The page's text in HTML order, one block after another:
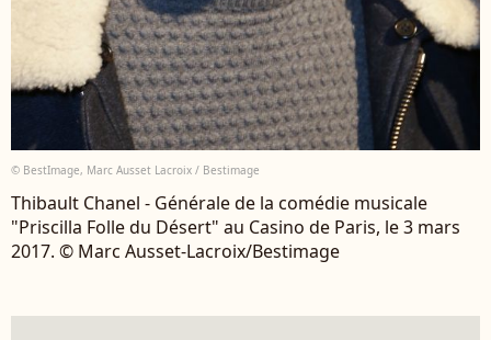
© BestImage, Marc Ausset Lacroix / Bestimage
Thibault Chanel - Générale de la comédie musicale
"Priscilla Folle du Désert" au Casino de Paris, le 3 mars
2017. © Marc Ausset-Lacroix/Bestimage